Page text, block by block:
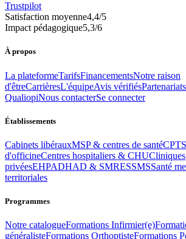
Trustpilot
Satisfaction moyenne4,4/5
Impact pédagogique5,3/6
À propos
La plateformeTarifsFinancementsNotre raison
d'êtreCarrièresL'équipeAvis vérifiésPartenariats
QualiopiNous contacterSe connecter
Établissements
Cabinets libérauxMSP & centres de santéCPTS
d'officineCentres hospitaliers & CHUCliniques
privéesEHPADHAD & SMRESSMSSanté
territoriales
Programmes
Notre catalogueFormations Infirmier(e)
généralisteFormations OrthoptisteFormations